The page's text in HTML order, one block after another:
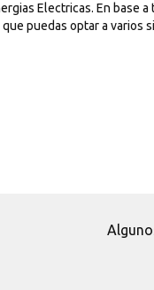
Electricas. En base
puedas optar a